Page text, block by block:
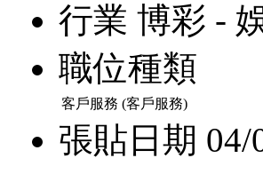
行業 博彩 -
職位種類
客戶服務 (客戶服務)
張貼日期 04/